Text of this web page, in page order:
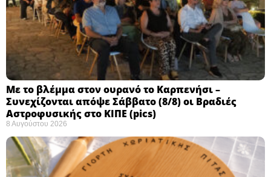
Με το βλέμμα στον ουρανό το Καρπενήσι –
Συνεχίζονται απόψε Σάββατο (8/8) οι Βραδιές
Αστροφυσικής στο ΚΙΠΕ (pics)
8 Αυγούστου 2026